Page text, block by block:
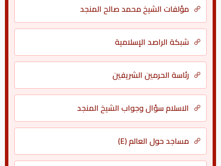
مؤلفات الشيخ محمد صالح المنجد
شبكة الراصد الإسلامية
رئاسة الحرمين الشريفين
الاسلام سؤال وجواب الشيخ المنجد
مساجد حول العالم (E)